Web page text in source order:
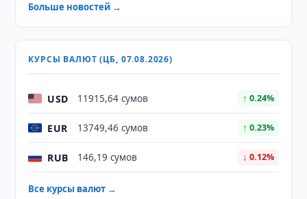
Больше новостей →
КУРСЫ ВАЛЮТ (ЦБ, 07.08.2026)
USD 11915,64 сумов ↑ 0.24%
EUR 13749,46 сумов ↑ 0.23%
RUB 146,19 сумов ↓ 0.12%
Все курсы валют →